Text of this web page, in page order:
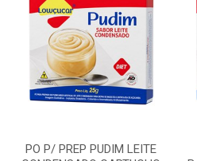
PO P/ PREP PUDIM LEITE